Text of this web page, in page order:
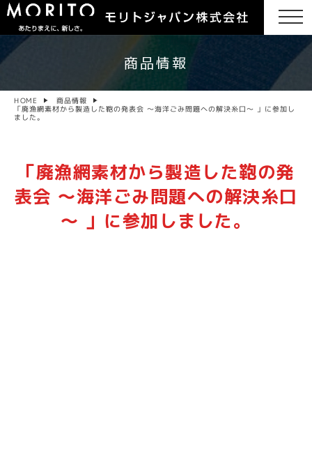
商品情報
HOME 商品情報
「廃漁網素材から製造した鞄の発表会 ～海洋ごみ問題への解決糸口～ 」に参加し
ました。
「廃漁網素材から製造した鞄の発
表会 ～海洋ごみ問題への解決糸口
～ 」に参加しました。